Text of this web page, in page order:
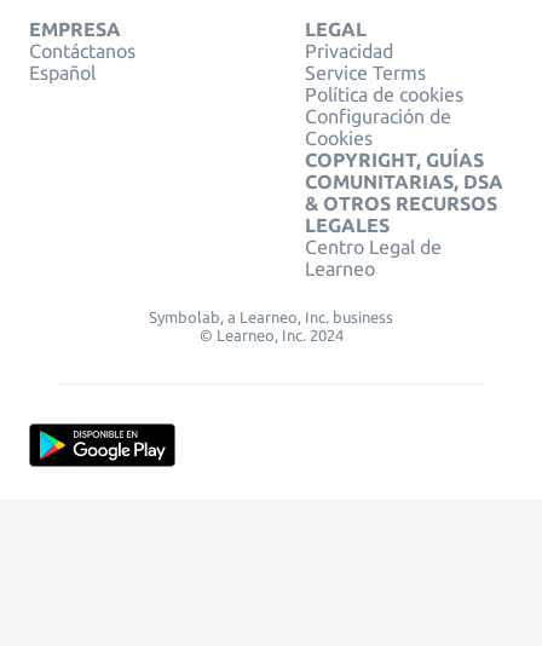
EMPRESA
Contáctanos
Español
LEGAL
Privacidad
Service Terms
Política de cookies
Configuración de
Cookies
COPYRIGHT, GUÍAS
COMUNITARIAS, DSA
& OTROS RECURSOS
LEGALES
Centro Legal de
Learneo
Symbolab, a Learneo, Inc. business
© Learneo, Inc. 2024